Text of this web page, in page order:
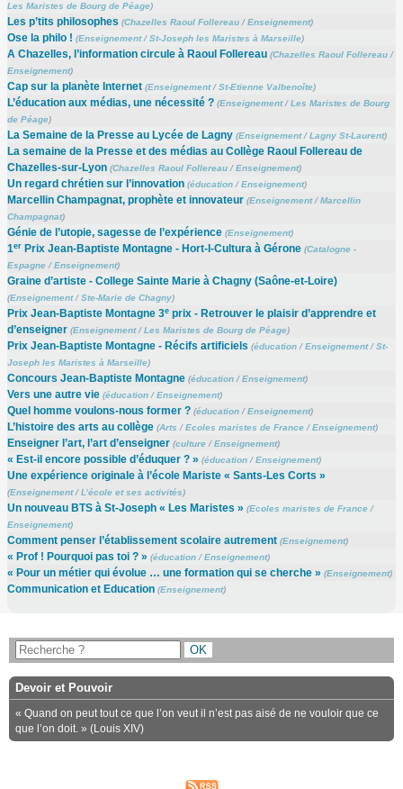
Les Maristes de Bourg de Péage)
Les p’tits philosophes (Chazelles Raoul Follereau/Enseignement)
Ose la philo ! (Enseignement/St-Joseph les Maristes à Marseille)
A Chazelles, l’information circule à Raoul Follereau (Chazelles Raoul Follereau/
Enseignement)
Cap sur la planète Internet (Enseignement/St-Etienne Valbenoîte)
L’éducation aux médias, une nécessité ? (Enseignement/Les Maristes de Bourg
de Péage)
La Semaine de la Presse au Lycée de Lagny (Enseignement/Lagny St-Laurent)
La semaine de la Presse et des médias au Collège Raoul Follereau de
Chazelles-sur-Lyon (Chazelles Raoul Follereau/Enseignement)
Un regard chrétien sur l’innovation (éducation/Enseignement)
Marcellin Champagnat, prophète et innovateur (Enseignement/Marcellin
Champagnat)
Génie de l’utopie, sagesse de l’expérience (Enseignement)
1erPrix Jean-Baptiste Montagne - Hort-I-Cultura à Gérone (Catalogne -
Espagne/Enseignement)
Graine d’artiste - College Sainte Marie à Chagny (Saône-et-Loire)
(Enseignement/Ste-Marie de Chagny)
Prix Jean-Baptiste Montagne 3eprix - Retrouver le plaisir d’apprendre et
d’enseigner (Enseignement/Les Maristes de Bourg de Péage)
Prix Jean-Baptiste Montagne - Récifs artificiels (éducation/Enseignement/St-
Joseph les Maristes à Marseille)
Concours Jean-Baptiste Montagne (éducation/Enseignement)
Vers une autre vie (éducation/Enseignement)
Quel homme voulons-nous former ? (éducation/Enseignement)
L’histoire des arts au collège (Arts /Ecoles maristes de France/Enseignement)
Enseigner l’art, l’art d’enseigner (culture/Enseignement)
« Est-il encore possible d’éduquer ? » (éducation/Enseignement)
Une expérience originale à l’école Mariste « Sants-Les Corts »
(Enseignement/L’école et ses activités)
Un nouveau BTS à St-Joseph « Les Maristes » (Ecoles maristes de France/
Enseignement)
Comment penser l’établissement scolaire autrement (Enseignement)
« Prof ! Pourquoi pas toi ? » (éducation/Enseignement)
« Pour un métier qui évolue … une formation qui se cherche » (Enseignement)
Communication et Education (Enseignement)
Devoir et Pouvoir
« Quand on peut tout ce que l’on veut il n’est pas aisé de ne vouloir que ce
que l’on doit. » (Louis XIV)